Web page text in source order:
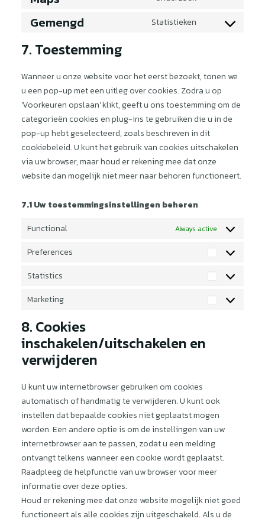
Maps
Gemengd Statistieken
Toestemming
7. Toestemming
Wanneer u onze website voor het eerst bezoekt, tonen we
u een pop-up met een uitleg over cookies. Zodra u op
'Voorkeuren opslaan' klikt, geeft u ons toestemming om de
categorieën cookies en plug-ins te gebruiken die u in de
pop-up hebt geselecteerd, zoals beschreven in dit
cookiebeleid. U kunt het gebruik van cookies uitschakelen
via uw browser, maar houd er rekening mee dat onze
website dan mogelijk niet meer naar behoren functioneert.
7.1 Uw toestemmingsinstellingen beheren
Functional
Always active
Preferences
Preferences
Statistics
Statistics
Marketing
Marketing
8. Cookies
inschakelen/uitschakelen en
verwijderen
U kunt uw internetbrowser gebruiken om cookies
automatisch of handmatig te verwijderen. U kunt ook
instellen dat bepaalde cookies niet geplaatst mogen
worden. Een andere optie is om de instellingen van uw
internetbrowser aan te passen, zodat u een melding
ontvangt telkens wanneer een cookie wordt geplaatst.
Raadpleeg de helpfunctie van uw browser voor meer
informatie over deze opties.
Houd er rekening mee dat onze website mogelijk niet goed
functioneert als alle cookies zijn uitgeschakeld. Als u de